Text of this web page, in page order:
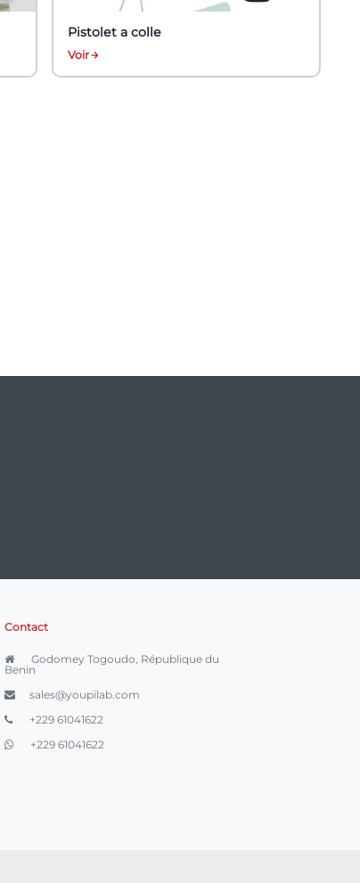
Pistolet a colle
Voir
Contact
Godomey Togoudo, République du
Benin
sales@youpilab.com
+229 61041622
+229 61041622